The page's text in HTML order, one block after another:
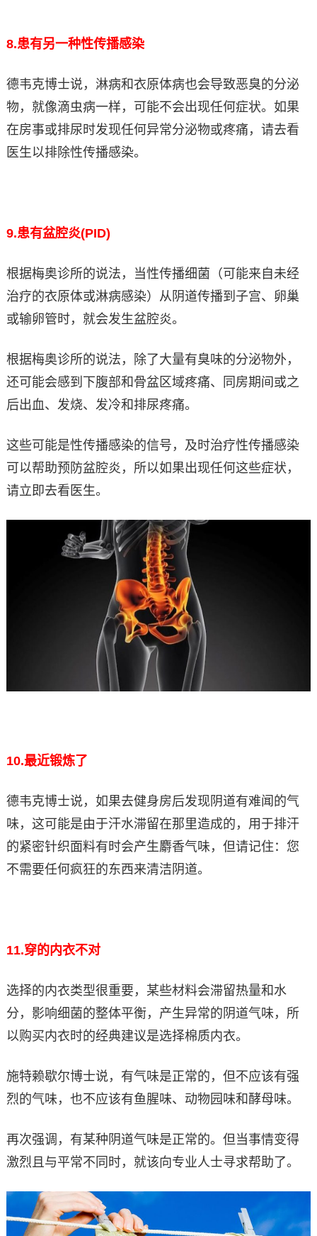
8.患有另一种性传播感染
德韦克博士说，淋病和衣原体病也会导致恶臭的分泌
物，就像滴虫病一样，可能不会出现任何症状。如果
在房事或排尿时发现任何异常分泌物或疼痛，请去看
医生以排除性传播感染。
9.患有盆腔炎(PID)
根据梅奥诊所的说法，当性传播细菌（可能来自未经
治疗的衣原体或淋病感染）从阴道传播到子宫、卵巢
或输卵管时，就会发生盆腔炎。
根据梅奥诊所的说法，除了大量有臭味的分泌物外，
还可能会感到下腹部和骨盆区域疼痛、同房期间或之
后出血、发烧、发冷和排尿疼痛。
这些可能是性传播感染的信号，及时治疗性传播感染
可以帮助预防盆腔炎，所以如果出现任何这些症状，
请立即去看医生。
10.最近锻炼了
德韦克博士说，如果去健身房后发现阴道有难闻的气
味，这可能是由于汗水滞留在那里造成的，用于排汗
的紧密针织面料有时会产生麝香气味，但请记住：您
不需要任何疯狂的东西来清洁阴道。
11.穿的内衣不对
选择的内衣类型很重要，某些材料会滞留热量和水
分，影响细菌的整体平衡，产生异常的阴道气味，所
以购买内衣时的经典建议是选择棉质内衣。
施特赖歇尔博士说，有气味是正常的，但不应该有强
烈的气味，也不应该有鱼腥味、动物园味和酵母味。
再次强调，有某种阴道气味是正常的。但当事情变得
激烈且与平常不同时，就该向专业人士寻求帮助了。